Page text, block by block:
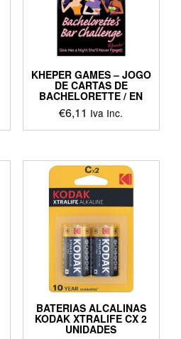
KHEPER GAMES – JOGO
DE CARTAS DE
BACHELORETTE / EN
€6,11 Iva Inc.
BATERIAS ALCALINAS
KODAK XTRALIFE CX 2
UNIDADES